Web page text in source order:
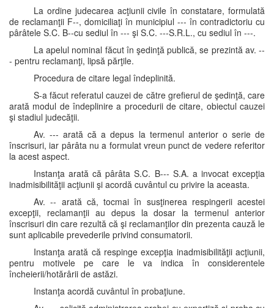
La ordine judecarea acţiunii civile în constatare, formulată
de reclamanţii F--, domiciliaţi în municipiul --- în contradictoriu cu
pârâtele S.C. B--cu sediul în --- şi S.C. ---S.R.L., cu sediul în ---.
La apelul nominal făcut în şedinţă publică, se prezintă av. --
- pentru reclamanţi, lipsă părţile.
Procedura de citare legal îndeplinită.
S-a făcut referatul cauzei de către grefierul de şedinţă, care
arată modul de îndeplinire a procedurii de citare, obiectul cauzei
şi stadiul judecăţii.
Av. --- arată că a depus la termenul anterior o serie de
înscrisuri, iar pârâta nu a formulat vreun punct de vedere referitor
la acest aspect.
Instanţa arată că pârâta S.C. B--- S.A. a invocat excepţia
inadmisibilităţii acţiunii şi acordă cuvântul cu privire la aceasta.
Av. -- arată că, tocmai în susţinerea respingerii acestei
excepţii, reclamanţii au depus la dosar la termenul anterior
înscrisuri din care rezultă că şi reclamanţilor din prezenta cauză le
sunt aplicabile prevederile privind consumatorii.
Instanţa arată că respinge excepţia inadmisibilităţii acţiunii,
pentru motivele pe care le va indica în considerentele
încheierii/hotărârii de astăzi.
Instanţa acordă cuvântul în probaţiune.